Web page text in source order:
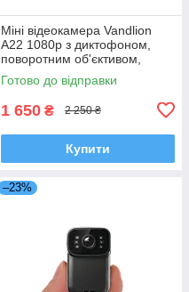
Міні відеокамера Vandlion
A22 1080p з диктофоном,
поворотним об'єктивом,
дисплеєм, кутом огляду 120°
Готово до відправки
1 650 ₴ 2 250 ₴
Купити
–23%